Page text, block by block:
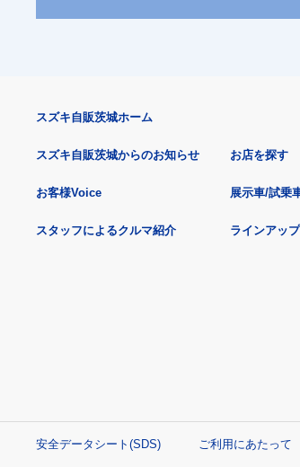
スズキ自販茨城ホーム
スズキ自販茨城からのお知らせ
お客様Voice
スタッフによるクルマ紹介
お店を探す
展示車/試乗
ラインアップ
安全データシート(SDS) ご利用にあたって